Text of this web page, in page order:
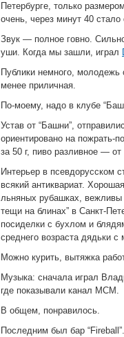
Петербурге, только
очень, через минут 40 стало
Звук — полное говно.
уши. Когда мы зашли, играл
Публики немного, молодежь
менее приличная.
По-моему, надо в клубе
Устав от “Башни”,
ориентировано на пожрать-
за 50 г, пиво разливное — от
Интерьер в псевдорусском
всякий антиквариат.
льняных рубашках, вежливы
тещи на блинах” в Санкт-
посиделки с бухлом и
среднего возраста дядьки
Можно курить, вытяжка
Музыка: сначала играл
где показывали канал MCM.
В общем, понравилось.
Последним был бар